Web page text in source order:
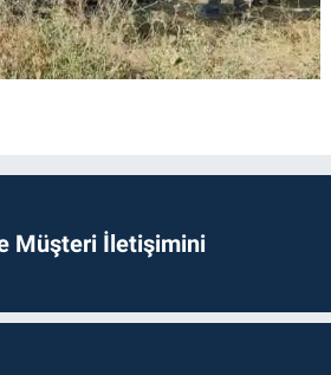
Müşteri İletişimini